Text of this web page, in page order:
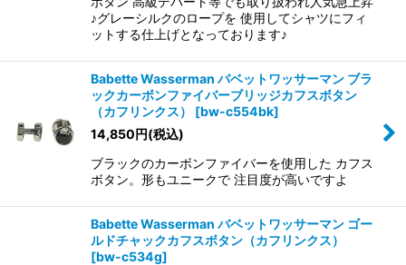
♪グレーシルクのロープを 使用してシャツにフィ
ットする仕上げとなっております♪
Babette Wasserman バベットワッサーマン ブラ
ックカーボンファイバーブリッジカフスボタン
（カフリンクス）
[bw-c554bk]
14,850円(税込)
ブラックのカーボンファイバーを使用した カフス
ボタン。形もユニークで 注目度が高いですよ
Babette Wasserman バベットワッサーマン ゴー
ルドチャックカフスボタン（カフリンクス）
[bw-c534g]